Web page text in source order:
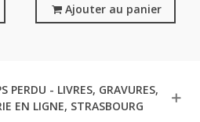
D'Angers, - Le Jardin Des
Arts N°12 Oct 1955 -,
Ajouter au panier
PERDU - LIVRES, GRAVURES,
EN LIGNE, STRASBOURG